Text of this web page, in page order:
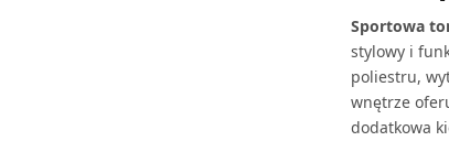
Sportowa
stylowy i
poliestru,
wnętrze
dodatkowa